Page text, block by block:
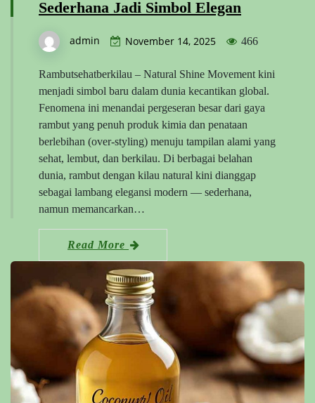
Sederhana Jadi Simbol Elegan
admin November 14, 2025 466
Rambutsehatberkilau – Natural Shine Movement kini
menjadi simbol baru dalam dunia kecantikan global.
Fenomena ini menandai pergeseran besar dari gaya
rambut yang penuh produk kimia dan penataan
berlebihan (over-styling) menuju tampilan alami yang
sehat, lembut, dan berkilau. Di berbagai belahan
dunia, rambut dengan kilau natural kini dianggap
sebagai lambang elegansi modern — sederhana,
namun memancarkan…
Read More